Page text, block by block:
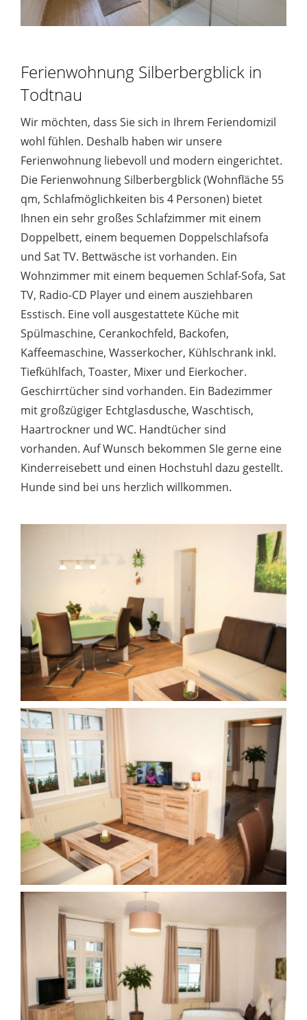
Ferienwohnung Silberbergblick in
Todtnau
Wir möchten, dass Sie sich in Ihrem Feriendomizil
wohl fühlen. Deshalb haben wir unsere
Ferienwohnung liebevoll und modern eingerichtet.
Die Ferienwohnung Silberbergblick (Wohnfläche 55
qm, Schlafmöglichkeiten bis 4 Personen) bietet
Ihnen ein sehr großes Schlafzimmer mit einem
Doppelbett, einem bequemen Doppelschlafsofa
und Sat TV. Bettwäsche ist vorhanden. Ein
Wohnzimmer mit einem bequemen Schlaf-Sofa, Sat
TV, Radio-CD Player und einem ausziehbaren
Esstisch. Eine voll ausgestattete Küche mit
Spülmaschine, Cerankochfeld, Backofen,
Kaffeemaschine, Wasserkocher, Kühlschrank inkl.
Tiefkühlfach, Toaster, Mixer und Eierkocher.
Geschirrtücher sind vorhanden. Ein Badezimmer
mit großzügiger Echtglasdusche, Waschtisch,
Haartrockner und WC. Handtücher sind
vorhanden. Auf Wunsch bekommen SIe gerne eine
Kinderreisebett und einen Hochstuhl dazu gestellt.
Hunde sind bei uns herzlich willkommen.